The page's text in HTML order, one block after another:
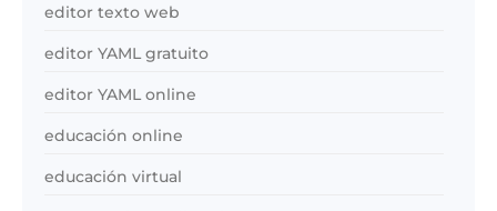
editor texto web
editor YAML gratuito
editor YAML online
educación online
educación virtual